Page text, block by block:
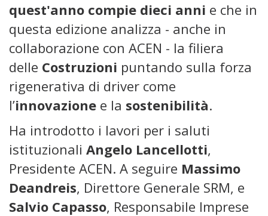
quest'anno compie dieci anni e che in
questa edizione analizza - anche in
collaborazione con ACEN - la filiera
delle Costruzioni puntando sulla forza
rigenerativa di driver come
l’innovazione e la sostenibilità.
Ha introdotto i lavori per i saluti
istituzionali Angelo Lancellotti,
Presidente ACEN. A seguire Massimo
Deandreis, Direttore Generale SRM, e
Salvio Capasso, Responsabile Imprese